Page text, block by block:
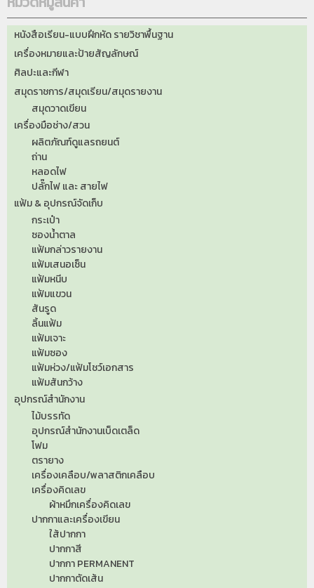
หนังสือเรียน-แบบฝึกหัด รายวิชาพื้นฐาน
เครื่องหมายและป้ายสัญลักษณ์
ศิลปะและกีฬา
สมุดราชการ/สมุดเรียน/สมุดรายงาน
สมุดวาดเขียน
เครื่องมือช่าง/สวน
ผลิตภัณฑ์ดูแลรถยนต์
ถ่าน
หลอดไฟ
ปลั๊กไฟ และ สายไฟ
แฟ้ม & อุปกรณ์จัดเก็บ
กระเป๋า
ซองน้ำตาล
แฟ้มกล่าวรายงาน
แฟ้มเสนอเซ็น
แฟ้มหนีบ
แฟ้มแขวน
สันรูด
ลิ้นแฟ้ม
แฟ้มเจาะ
แฟ้มซอง
แฟ้มห่วง/แฟ้มโชว์เอกสาร
แฟ้มสันกว้าง
อุปกรณ์สำนักงาน
ไม้บรรทัด
อุปกรณ์สำนักงานเบ็ดเตล็ด
โฟม
ตรายาง
เครื่องเคลือบ/พลาสติกเคลือบ
เครื่องคิดเลข
ผ้าหมึกเครื่องคิดเลข
ปากกาและเครื่องเขียน
ใส้ปากกา
ปากกาสี
ปากกา PERMANENT
ปากกาตัดเส้น